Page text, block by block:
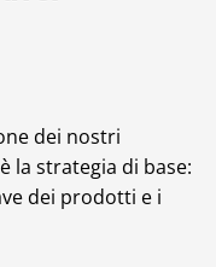
dei nostri
la strategia di base:
dei prodotti e i